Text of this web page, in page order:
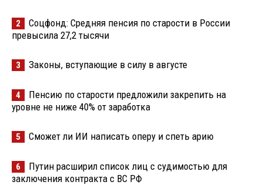
2
Соцфонд: Средняя пенсия по старости в России
превысила 27,2 тысячи
3 Законы, вступающие в силу в августе
4
Пенсию по старости предложили закрепить на
уровне не ниже 40% от заработка
5 Сможет ли ИИ написать оперу и спеть арию
6
Путин расширил список лиц с судимостью для
заключения контракта с ВС РФ